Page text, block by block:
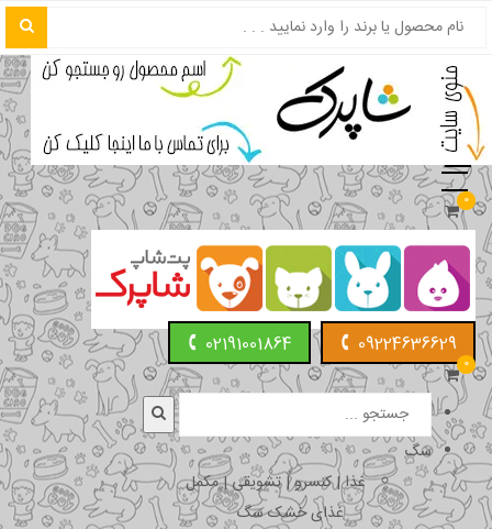
0
09224636629
02191001864
0
سگ
غذا | کنسرو | تشویقی | مکمل
غذای خشک سگ